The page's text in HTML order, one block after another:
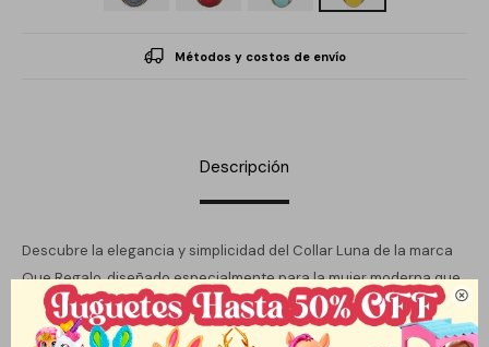

Métodos y costos de envío
Descripción
Descubre la elegancia y simplicidad del Collar Luna de la marca
Que Regalo, diseñado especialmente para la mujer moderna que
valora la sutileza en su joyería. Con un largo de 45 cm, este collar
se convierte en el complemento perfecto para cualquier